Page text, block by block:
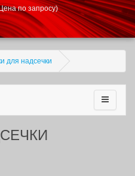
по запросу)
для надсечки